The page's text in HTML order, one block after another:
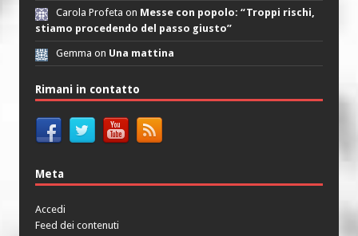
Carola Profeta on Messe con popolo: “Troppi rischi,
stiamo procedendo del passo giusto”
Gemma on Una mattina
Rimani in contatto
Meta
Accedi
Feed dei contenuti